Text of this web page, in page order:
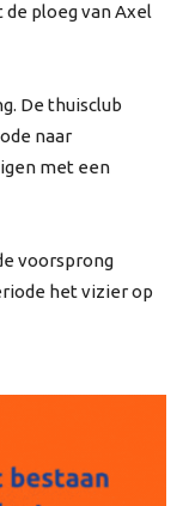
ploeg van Axel
De thuisclub
naar
met een
voorsprong
het vizier op